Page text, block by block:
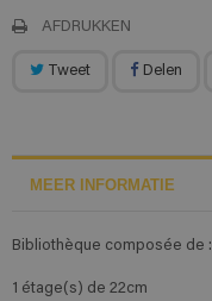
AFDRUKKEN
Tweet Delen
MEER INFORMATIE
Bibliothèque composée de :
1 étage(s) de 22cm